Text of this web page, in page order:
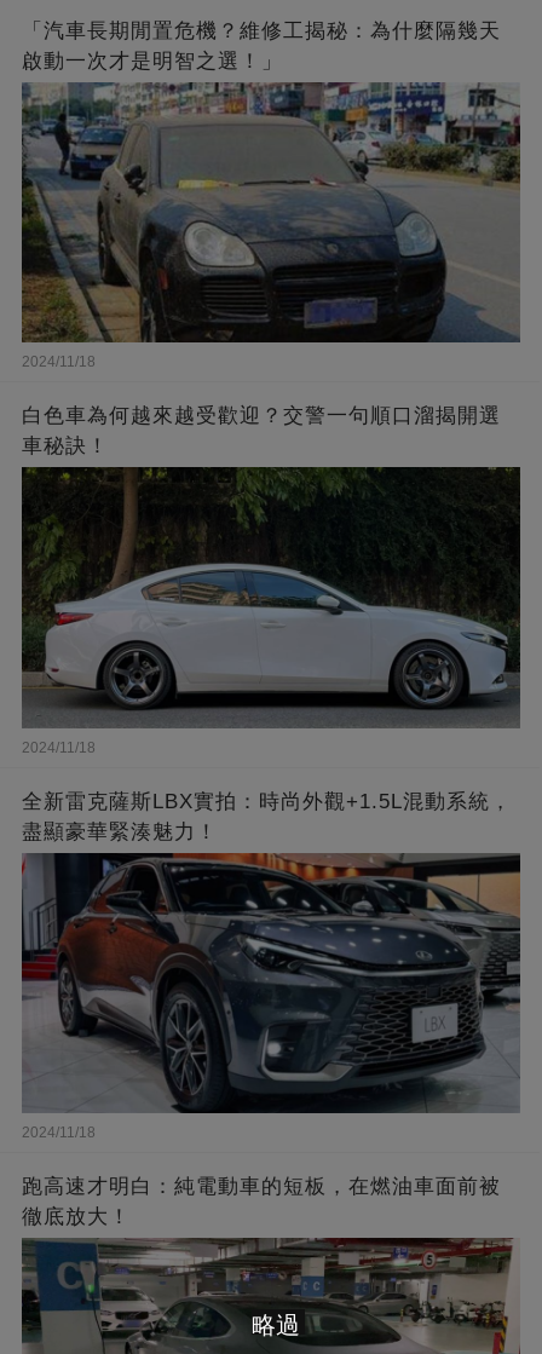
「汽車長期閒置危機？維修工揭秘：為什麼隔幾天
啟動一次才是明智之選！」
2024/11/18
白色車為何越來越受歡迎？交警一句順口溜揭開選
車秘訣！
2024/11/18
全新雷克薩斯LBX實拍：時尚外觀+1.5L混動系統，
盡顯豪華緊湊魅力！
2024/11/18
跑高速才明白：純電動車的短板，在燃油車面前被
徹底放大！
略過